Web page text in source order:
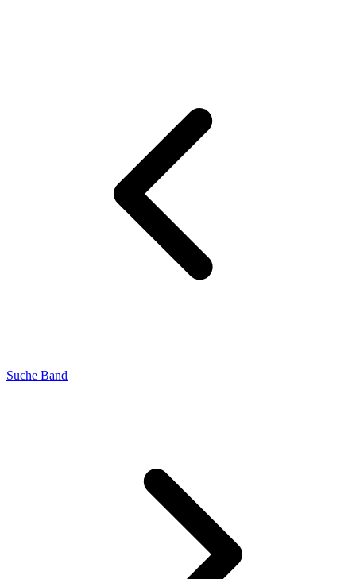
Suche Band